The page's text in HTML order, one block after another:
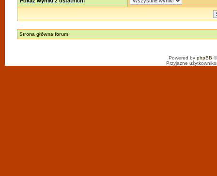
Strona główna forum
Powered by phpBB
Przyjazne